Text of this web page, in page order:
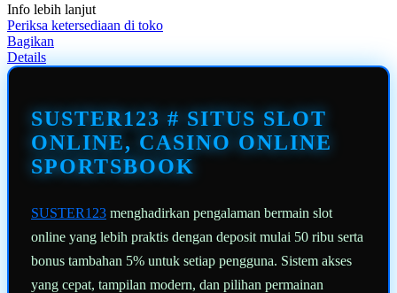
rating
rata-
rata.
Read
13
Reviews.
halaman
yang
sama.
Info lebih lanjut
Periksa ketersediaan di toko
Bagikan
Details
SUSTER123 # SITUS SLOT
ONLINE, CASINO ONLINE
SPORTSBOOK
SUSTER123 menghadirkan pengalaman bermain slot
online yang lebih praktis dengan deposit mulai 50 ribu serta
bonus tambahan 5% untuk setiap pengguna. Sistem akses
yang cepat, tampilan modern, dan pilihan permainan